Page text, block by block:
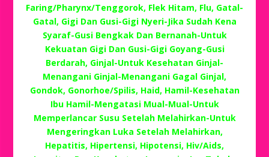
Faring/Pharynx/Tenggorok, Flek Hitam, Flu, Gatal-
Gatal, Gigi Dan Gusi-Gigi Nyeri-Jika Sudah Kena
Syaraf-Gusi Bengkak Dan Bernanah-Untuk
Kekuatan Gigi Dan Gusi-Gigi Goyang-Gusi
Berdarah, Ginjal-Untuk Kesehatan Ginjal-
Menangani Ginjal-Menangani Gagal Ginjal,
Gondok, Gonorhoe/Spilis, Haid, Hamil-Kesehatan
Ibu Hamil-Mengatasi Mual-Mual-Untuk
Memperlancar Susu Setelah Melahirkan-Untuk
Mengeringkan Luka Setelah Melahirkan,
Hepatitis, Hipertensi, Hipotensi, Hiv/Aids,